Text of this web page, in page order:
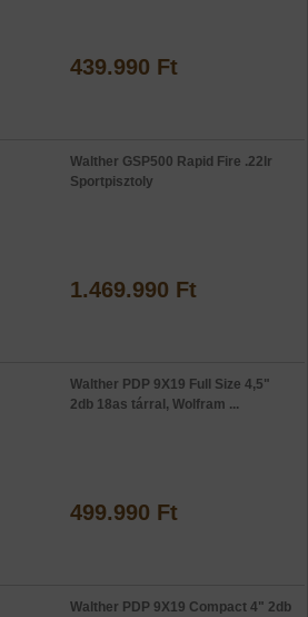
439.990 Ft
Walther GSP500 Rapid Fire .22lr
Sportpisztoly
1.469.990 Ft
Walther PDP 9X19 Full Size 4,5"
2db 18as tárral, Wolfram ...
499.990 Ft
Walther PDP 9X19 Compact 4" 2db